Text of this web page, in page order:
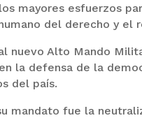
mayores esfuerzos
del derecho y el
nuevo Alto Mando
la defensa de la
del país.
mandato fue la